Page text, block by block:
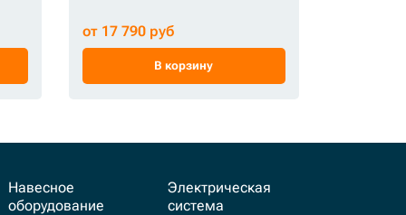
от 17 790 руб
В корзину
Навесное
оборудование
Электрическая
система